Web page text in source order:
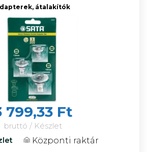
átalakítók
799,33 Ft
bruttó / Készlet
Központi raktár